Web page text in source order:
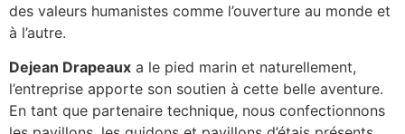
des valeurs humanistes comme l’ouverture au monde et
à l’autre.
Dejean Drapeaux a le pied marin et naturellement,
l’entreprise apporte son soutien à cette belle aventure.
En tant que partenaire technique, nous confectionnons